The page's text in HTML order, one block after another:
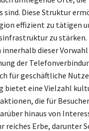
sind. Diese Struktur
effizient zu tätigen
zu stärken.
innerhalb dieser
der
für geschäftliche
bietet eine Vielzahl
die für
hinaus von
reiches Erbe, darunter